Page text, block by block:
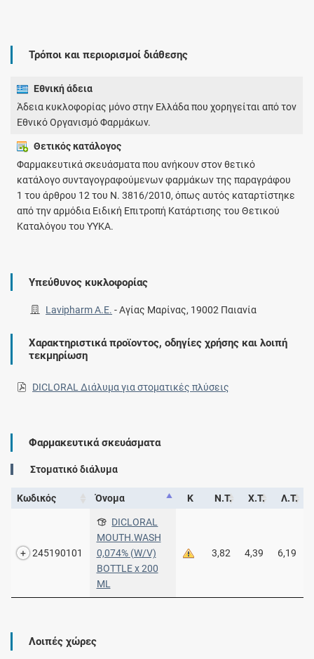
Τρόποι και περιορισμοί διάθεσης
Εθνική άδεια
Άδεια κυκλοφορίας μόνο στην Ελλάδα που χορηγείται από τον
Εθνικό Οργανισμό Φαρμάκων.
Θετικός κατάλογος
Φαρμακευτικά σκευάσματα που ανήκουν στον θετικό
κατάλογο συνταγογραφούμενων φαρμάκων της παραγράφου
1 του άρθρου 12 του Ν. 3816/2010, όπως αυτός καταρτίστηκε
από την αρμόδια Ειδική Επιτροπή Κατάρτισης του Θετικού
Καταλόγου του ΥΥΚΑ.
Υπεύθυνος κυκλοφορίας
Lavipharm Α.Ε. -Αγίας Μαρίνας, 19002 Παιανία
Χαρακτηριστικά προϊοντος, οδηγίες χρήσης και λοιπή
τεκμηρίωση
DICLORAL Διάλυμα για στοματικές πλύσεις
Φαρμακευτικά σκευάσματα
Στοματικό διάλυμα
Κωδικός Όνομα Κ Ν.Τ. Χ.Τ. Λ.Τ.
245190101
DICLORAL
MOUTH.WASH
0,074% (W/V)
BOTTLE x 200
ML
3,82 4,39 6,19
Λοιπές χώρες